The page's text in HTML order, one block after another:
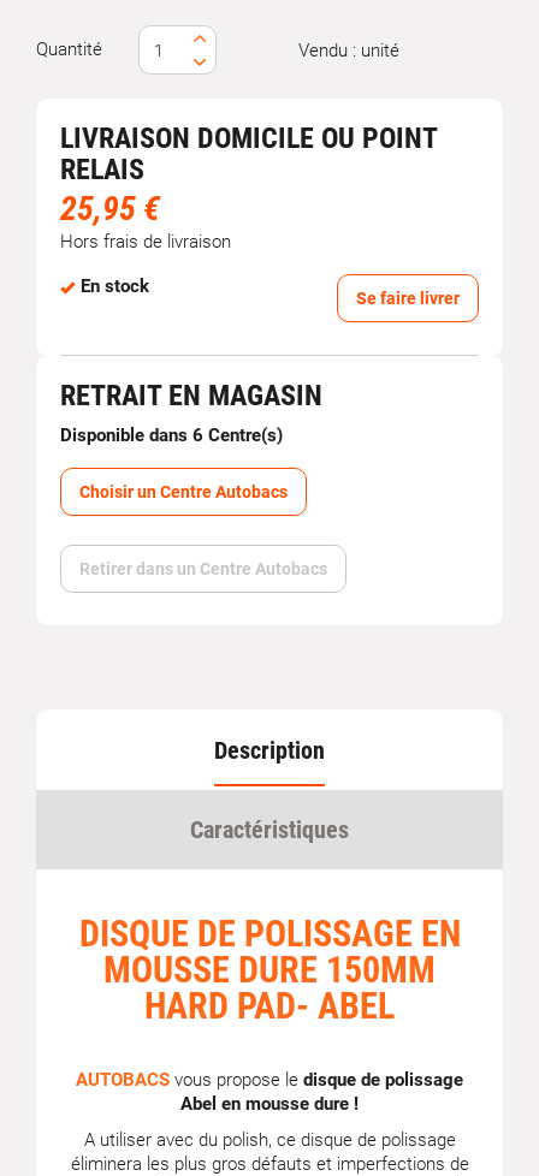
Quantité Vendu : unité
LIVRAISON DOMICILE OU POINT
RELAIS
25,95 €
Hors frais de livraison
En stock
Se faire livrer
RETRAIT EN MAGASIN
Disponible dans 6 Centre(s)
Choisir un Centre Autobacs
Retirer dans un Centre Autobacs
Description
Caractéristiques
DISQUE DE POLISSAGE EN
MOUSSE DURE 150MM
HARD PAD- ABEL
AUTOBACS vous propose le disque de polissage
Abel en mousse dure !
A utiliser avec du polish, ce disque de polissage
éliminera les plus gros défauts et imperfections de